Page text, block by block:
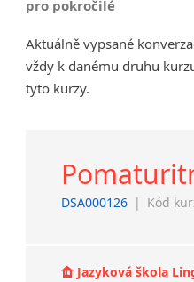
Děčín
Hodonín
Sedlčany
Tišnov
pro pokročilé
Aktuálně vypsané
vždy k danému druhu
tyto kurzy.
DSA000126 | Kód
Jazyková škola